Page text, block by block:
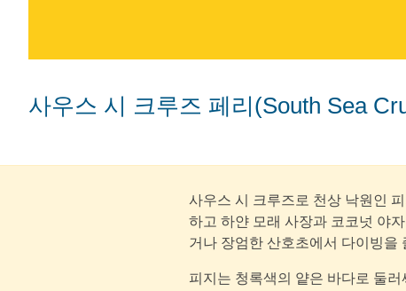
사우스 시 크루즈 페리(South Sea
사우스 시 크루즈로 천상 낙원인
하고 하얀 모래 사장과 코코넛 야
거나 장엄한 산호초에서 다이빙을
피지는 청록색의 얕은 바다로 둘